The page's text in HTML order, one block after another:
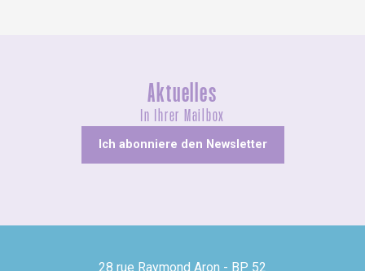
Aktuelles
In Ihrer Mailbox
Ich abonniere den Newsletter
28 rue Raymond Aron - BP 52